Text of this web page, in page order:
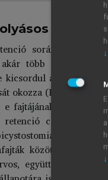
során kialakult
akár több liter
kicsordul a hólyag
okozza (BPH,
fajtájának kezelése
retenció csak
helyezhető
közötti
↓
↓